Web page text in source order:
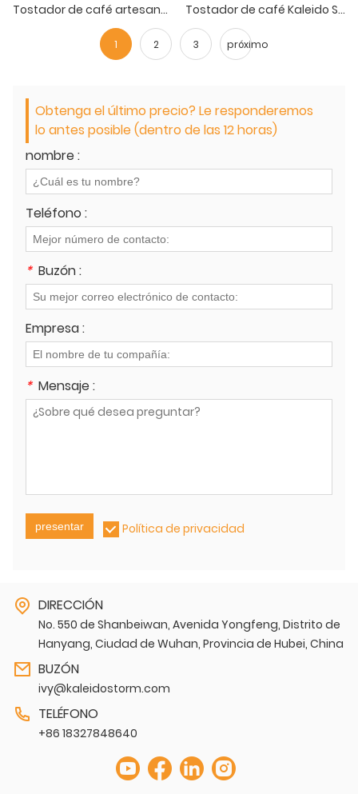
Tostador de café artesanal estándar Kaleido M10 de 1 kg Tostador de café Kaleido Sniper M10 Standard de 1 kg
1 2 3 próximo
Obtenga el último precio? Le responderemos
lo antes posible (dentro de las 12 horas)
nombre :
Teléfono :
* Buzón :
Empresa :
* Mensaje :
presentar Política de privacidad
DIRECCIÓN
No. 550 de Shanbeiwan, Avenida Yongfeng, Distrito de
Hanyang, Ciudad de Wuhan, Provincia de Hubei, China
BUZÓN
ivy@kaleidostorm.com
TELÉFONO
+86 18327848640